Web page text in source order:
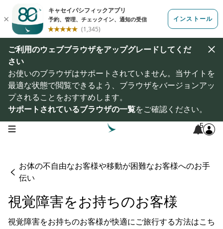
ご利用のウェブブラウザをアップグレードしてくだ
さい
お使いのブラウザはサポートされていません。当サイトを
最適な状態で閲覧できるよう、ブラウザをバージョンアッ
プされることをおすすめします。
サポートされているブラウザの一覧をご確認ください。
open navigation menu 5
お体の不自由なお客様や移動が困難なお客様へのお手
伝い
視覚障害をお持ちのお客様
視覚障害をお持ちのお客様が快適にご旅行する方法はこち